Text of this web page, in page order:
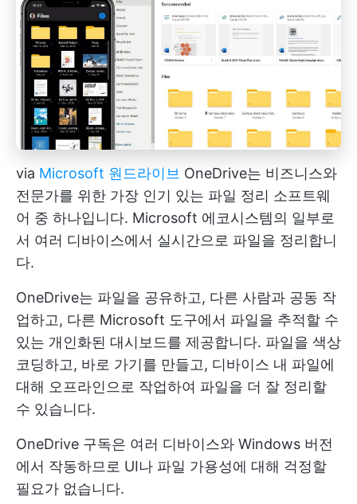
via Microsoft 원드라이브 OneDrive는 비즈니스와
전문가를 위한 가장 인기 있는 파일 정리 소프트웨
어 중 하나입니다. Microsoft 에코시스템의 일부로
서 여러 디바이스에서 실시간으로 파일을 정리합니
다.
OneDrive는 파일을 공유하고, 다른 사람과 공동 작
업하고, 다른 Microsoft 도구에서 파일을 추적할 수
있는 개인화된 대시보드를 제공합니다. 파일을 색상
코딩하고, 바로 가기를 만들고, 디바이스 내 파일에
대해 오프라인으로 작업하여 파일을 더 잘 정리할
수 있습니다.
OneDrive 구독은 여러 디바이스와 Windows 버전
에서 작동하므로 UI나 파일 가용성에 대해 걱정할
필요가 없습니다.